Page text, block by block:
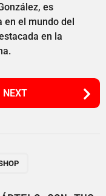
es
en el mundo del
en la
NEXT